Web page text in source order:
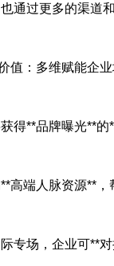
通过更多的渠道
值：多维赋能企
得**品牌曝光**的
高端人脉资源**
专场，企业可**